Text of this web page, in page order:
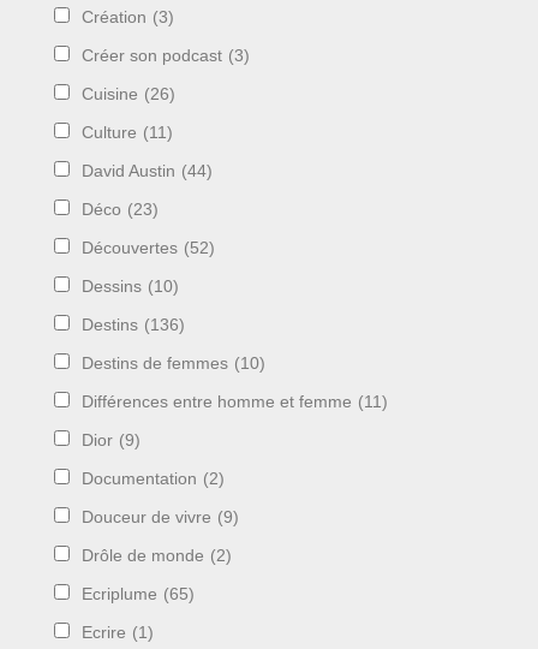
Création (3)
Créer son podcast (3)
Cuisine (26)
Culture (11)
David Austin (44)
Déco (23)
Découvertes (52)
Dessins (10)
Destins (136)
Destins de femmes (10)
Différences entre homme et femme (11)
Dior (9)
Documentation (2)
Douceur de vivre (9)
Drôle de monde (2)
Ecriplume (65)
Ecrire (1)